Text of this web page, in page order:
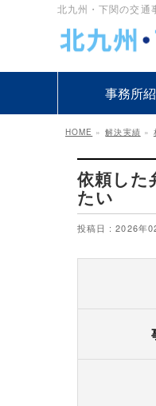
北九州・下関の交通
事務所
HOME » 解決実績 »
依頼した
たい
投稿日 : 2026年